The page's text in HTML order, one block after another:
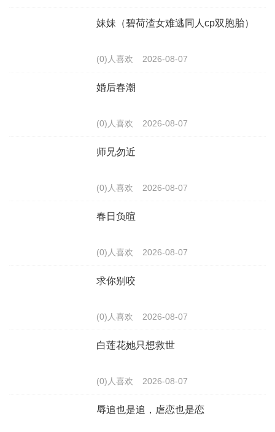
妹妹（碧荷渣女难逃同人cp双胞胎）
(0)人喜欢 2026-08-07
婚后春潮
(0)人喜欢 2026-08-07
师兄勿近
(0)人喜欢 2026-08-07
春日负暄
(0)人喜欢 2026-08-07
求你别咬
(0)人喜欢 2026-08-07
白莲花她只想救世
(0)人喜欢 2026-08-07
辱追也是追，虐恋也是恋